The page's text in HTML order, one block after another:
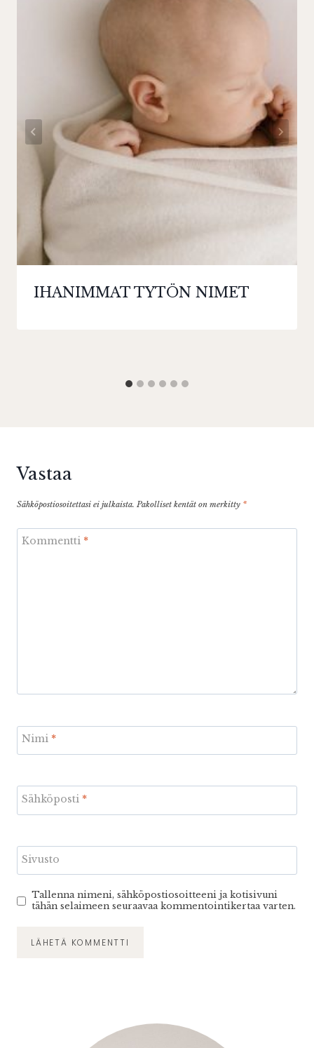
IHANIMMAT TYTÖN NIMET
Vastaa
Sähköpostiosoitettasi ei julkaista. Pakolliset kentät on merkitty *
Kommentti *
Nimi *
Sähköposti *
Sivusto
Tallenna nimeni, sähköpostiosoitteeni ja kotisivuni
tähän selaimeen seuraavaa kommentointikertaa varten.